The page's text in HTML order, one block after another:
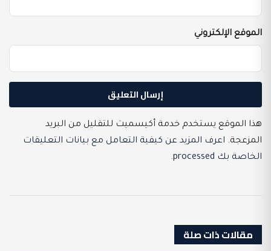
الموقع الإلكتروني
هذا الموقع يستخدم خدمة أكيسميت للتقليل من البريد
المزعجة. اعرف المزيد عن كيفية التعامل مع بيانات التعليقات
الخاصة بك processed
.
مقالات ذات صلة